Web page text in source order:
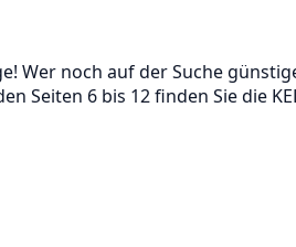
Wer noch auf der Suche
Seiten 6 bis 12 finden Sie die